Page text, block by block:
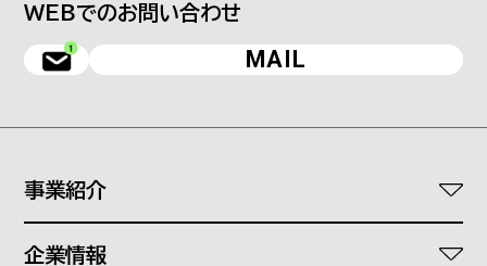
WEBでのお問い合わせ
MAIL
事業紹介
企業情報